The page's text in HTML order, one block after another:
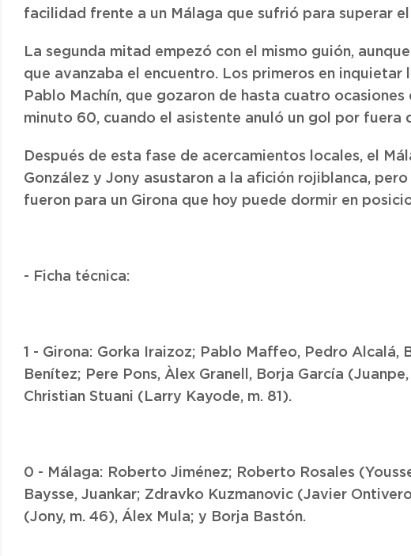
facilidad frente a un Málaga que sufrió para superar
La segunda mitad empezó con el mismo guión,
que avanzaba el encuentro. Los primeros en
Pablo Machín, que gozaron de hasta cuatro ocasiones
minuto 60, cuando el asistente anuló un gol por fuera
Después de esta fase de acercamientos locales, el
González y Jony asustaron a la afición rojiblanca,
fueron para un Girona que hoy puede dormir en
- Ficha técnica:
1 - Girona: Gorka Iraizoz; Pablo Maffeo, Pedro Alcalá,
Benítez; Pere Pons, Àlex Granell, Borja García
Christian Stuani (Larry Kayode, m. 81).
0 - Málaga: Roberto Jiménez; Roberto Rosales
Baysse, Juankar; Zdravko Kuzmanovic (Javier
(Jony, m. 46), Álex Mula; y Borja Bastón.